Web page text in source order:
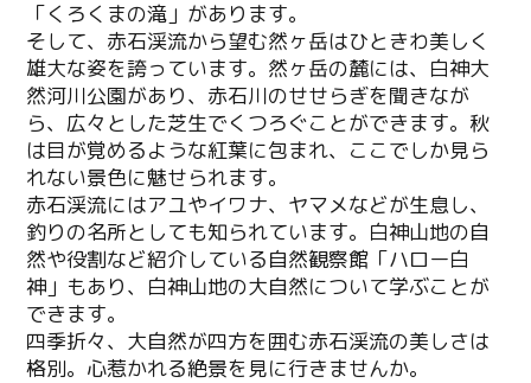
「くろくまの滝」があります。
そして、赤石渓流から望む然ヶ岳はひときわ美しく
雄大な姿を誇っています。然ヶ岳の麓には、白神大
然河川公園があり、赤石川のせせらぎを聞きなが
ら、広々とした芝生でくつろぐことができます。秋
は目が覚めるような紅葉に包まれ、ここでしか見ら
れない景色に魅せられます。
赤石渓流にはアユやイワナ、ヤマメなどが生息し、
釣りの名所としても知られています。白神山地の自
然や役割など紹介している自然観察館「ハロー白
神」もあり、白神山地の大自然について学ぶことが
できます。
四季折々、大自然が四方を囲む赤石渓流の美しさは
格別。心惹かれる絶景を見に行きませんか。